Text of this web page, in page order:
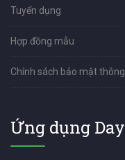
Tuyển dụng
Hợp đồng mẫu
Chính sách bảo mật
Ứng dụng